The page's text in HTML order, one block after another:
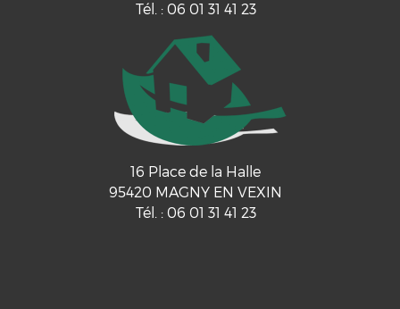
Tél. : 06 01 31 41 23
16 Place de la Halle
95420 MAGNY EN VEXIN
Tél. : 06 01 31 41 23